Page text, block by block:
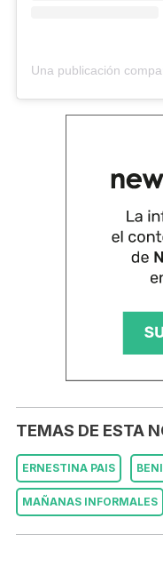
TEMAS DE ESTA
ERNESTINA PAIS
MAÑANAS INFORMALES